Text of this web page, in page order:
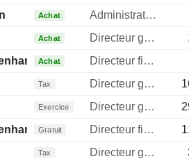
Achat
Administrateur
Achat Directeur general
Achat
Directeur financier
Tax Directeur general
Exercice Directeur general
Gratuit Directeur financier
Tax Directeur general